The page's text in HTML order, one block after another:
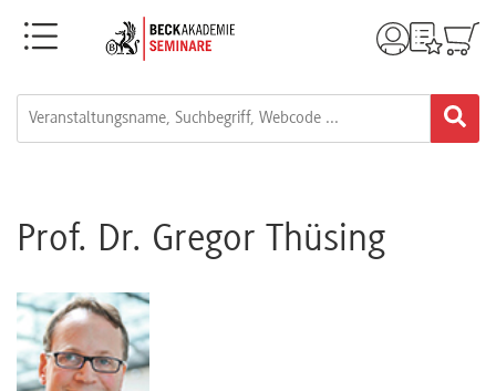
Menü
Webinare
Prof. Dr. Gregor Thüsing